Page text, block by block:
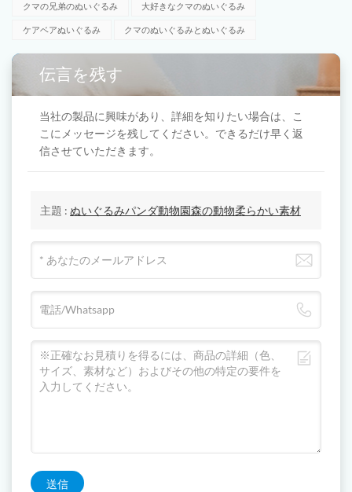
クマの兄弟のぬいぐるみ 大好きなクマのぬいぐるみ
ケアベアぬいぐるみ クマのぬいぐるみとぬいぐるみ
伝言を残す
当社の製品に興味があり、詳細を知りたい場合は、こ
こにメッセージを残してください。できるだけ早く返
信させていただきます。
主題 : ぬいぐるみパンダ動物園森の動物柔らかい素材
送信